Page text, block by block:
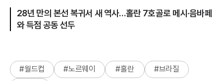
28년 만의 본선 복귀서 새 역사…홀란 7호골로 메시·음바페
와 득점 공동 선두
#월드컵 #노르웨이 #홀란 #브라질